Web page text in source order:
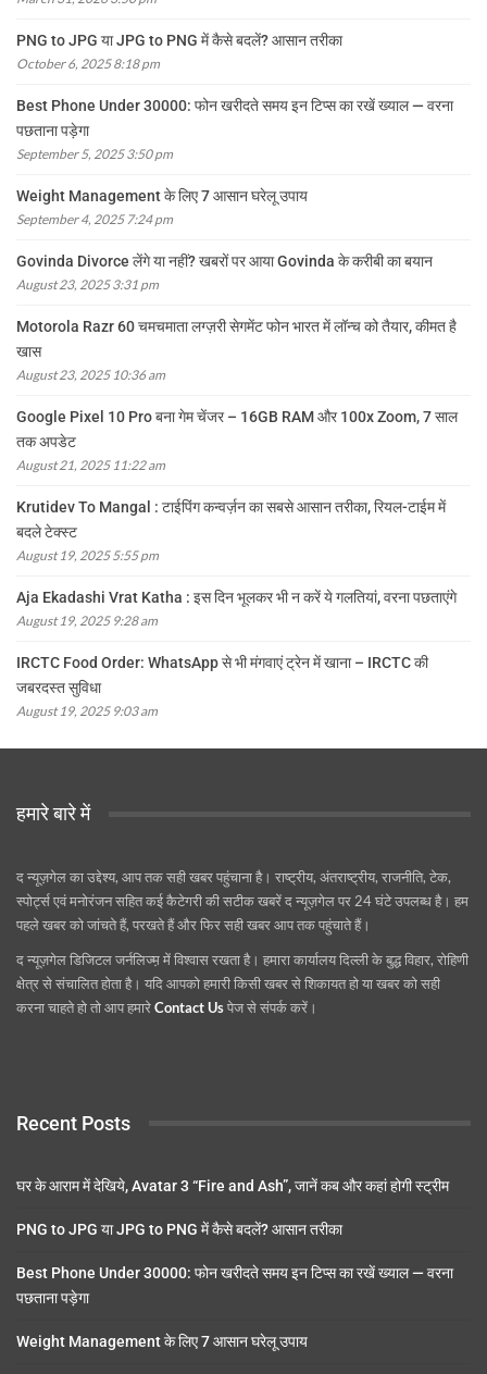
PNG to JPG या JPG to PNG में कैसे बदलें? आसान तरीका
October 6, 2025 8:18 pm
Best Phone Under 30000: फोन खरीदते समय इन टिप्स का रखें ख्याल — वरना
पछताना पड़ेगा
September 5, 2025 3:50 pm
Weight Management के लिए 7 आसान घरेलू उपाय
September 4, 2025 7:24 pm
Govinda Divorce लेंगे या नहीं? खबरों पर आया Govinda के करीबी का बयान
August 23, 2025 3:31 pm
Motorola Razr 60 चमचमाता लग्ज़री सेगमेंट फोन भारत में लॉन्च को तैयार, कीमत है
खास
August 23, 2025 10:36 am
Google Pixel 10 Pro बना गेम चेंजर – 16GB RAM और 100x Zoom, 7 साल
तक अपडेट
August 21, 2025 11:22 am
Krutidev To Mangal : टाईपिंग कन्वर्ज़न का सबसे आसान तरीका, रियल-टाईम में
बदले टेक्स्ट
August 19, 2025 5:55 pm
Aja Ekadashi Vrat Katha : इस दिन भूलकर भी न करें ये गलतियां, वरना पछताएंगे
August 19, 2025 9:28 am
IRCTC Food Order: WhatsApp से भी मंगवाएं ट्रेन में खाना – IRCTC की
जबरदस्त सुविधा
August 19, 2025 9:03 am
हमारे बारे में
द न्यूज़गेल का उद्देश्य, आप तक सही खबर पहुंचाना है। राष्ट्रीय, अंतराष्ट्रीय, राजनीति, टेक,
स्पोर्ट्स एवं मनोरंजन सहित कई कैटेगरी की सटीक खबरें द न्यूज़गेल पर 24 घंटे उपलब्ध है। हम
पहले खबर को जांचते हैं, परखते हैं और फिर सही खबर आप तक पहुंचाते हैं।
द न्यूज़गेल डिजिटल जर्नलिज्म़ में विश्वास रखता है। हमारा कार्यालय दिल्ली के बुद्ध विहार, रोहिणी
क्षेत्र से संचालित होता है। यदि आपको हमारी किसी खबर से शिकायत हो या खबर को सही
करना चाहते हो तो आप हमारेContact Usपेज से संपर्क करें।
Recent Posts
घर के आराम में देखिये, Avatar 3 “Fire and Ash”, जानें कब और कहां होगी स्ट्रीम
PNG to JPG या JPG to PNG में कैसे बदलें? आसान तरीका
Best Phone Under 30000: फोन खरीदते समय इन टिप्स का रखें ख्याल — वरना
पछताना पड़ेगा
Weight Management के लिए 7 आसान घरेलू उपाय